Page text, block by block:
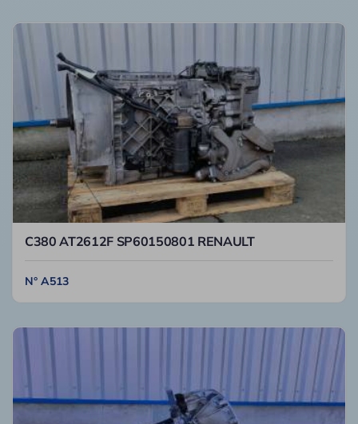
C380 AT2612F SP60150801 RENAULT
N° A513